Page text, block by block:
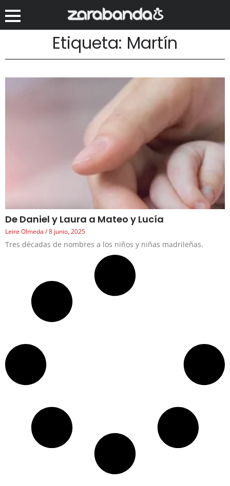
Etiqueta: Martín
De Daniel y Laura a Mateo y Lucía
Leire Olmeda 8 junio, 2025
Tres décadas de nombres a los niños y niñas madrileñas.